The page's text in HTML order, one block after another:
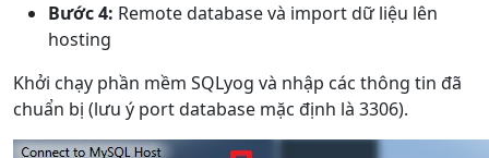
Bước 4: Remote database và import dữ liệu lên
hosting
Khởi chạy phần mềm SQLyog và nhập các thông tin đã
chuẩn bị (lưu ý port database mặc định là 3306).